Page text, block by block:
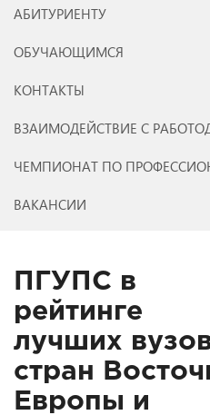
АБИТУРИЕНТУ
ОБУЧАЮЩИМСЯ
КОНТАКТЫ
ВЗАИМОДЕЙСТВИЕ С
ЧЕМПИОНАТ ПО
ВАКАНСИИ
ПГУПС в
рейтинге
лучших
стран
Европы и